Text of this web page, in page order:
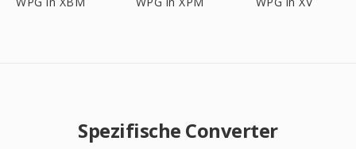
Spezifische Converter